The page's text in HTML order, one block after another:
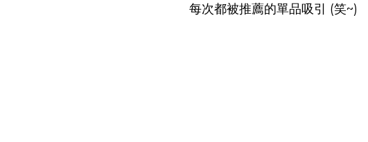
每次都被推薦的單品吸引 (笑~)